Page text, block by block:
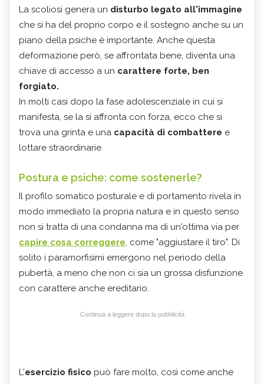
La scoliosi genera un disturbo legato all'immagine
che si ha del proprio corpo e il sostegno anche su un
piano della psiche è importante. Anche questa
deformazione però, se affrontata bene, diventa una
chiave di accesso a un carattere forte, ben
forgiato.
In molti casi dopo la fase adolescenziale in cui si
manifesta, se la si affronta con forza, ecco che si
trova una grinta e una capacità di combattere e
lottare straordinarie.
Postura e psiche: come sostenerle?
Il profilo somatico posturale e di portamento rivela in
modo immediato la propria natura e in questo senso
non si tratta di una condanna ma di un'ottima via per
capire cosa correggere, come "aggiustare il tiro". Di
solito i paramorfisimi emergono nel periodo della
pubertà, a meno che non ci sia un grossa disfunzione
con carattere anche ereditario.
Continua a leggere dopo la pubblicità
L'esercizio fisico può fare molto, così come anche